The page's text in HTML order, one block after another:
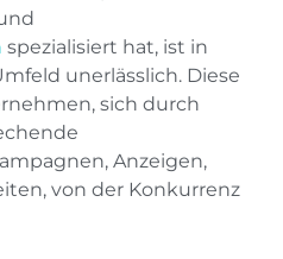
spezialisiert hat, ist in
unerlässlich. Diese
sich durch
Anzeigen,
von der Konkurrenz